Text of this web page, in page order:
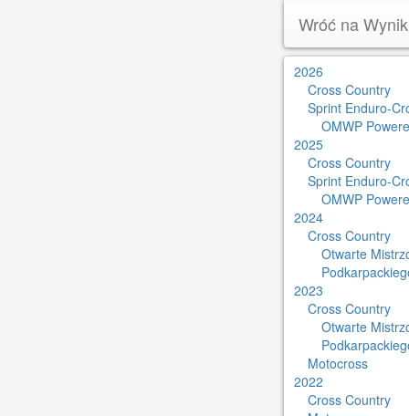
Wróć na
2026
Cross Country
Sprint Enduro-
OMWP
2025
Cross Country
Sprint Enduro-
OMWP
2024
Cross Country
Otwarte
2023
Cross Country
Otwarte
Motocross
2022
Cross Country